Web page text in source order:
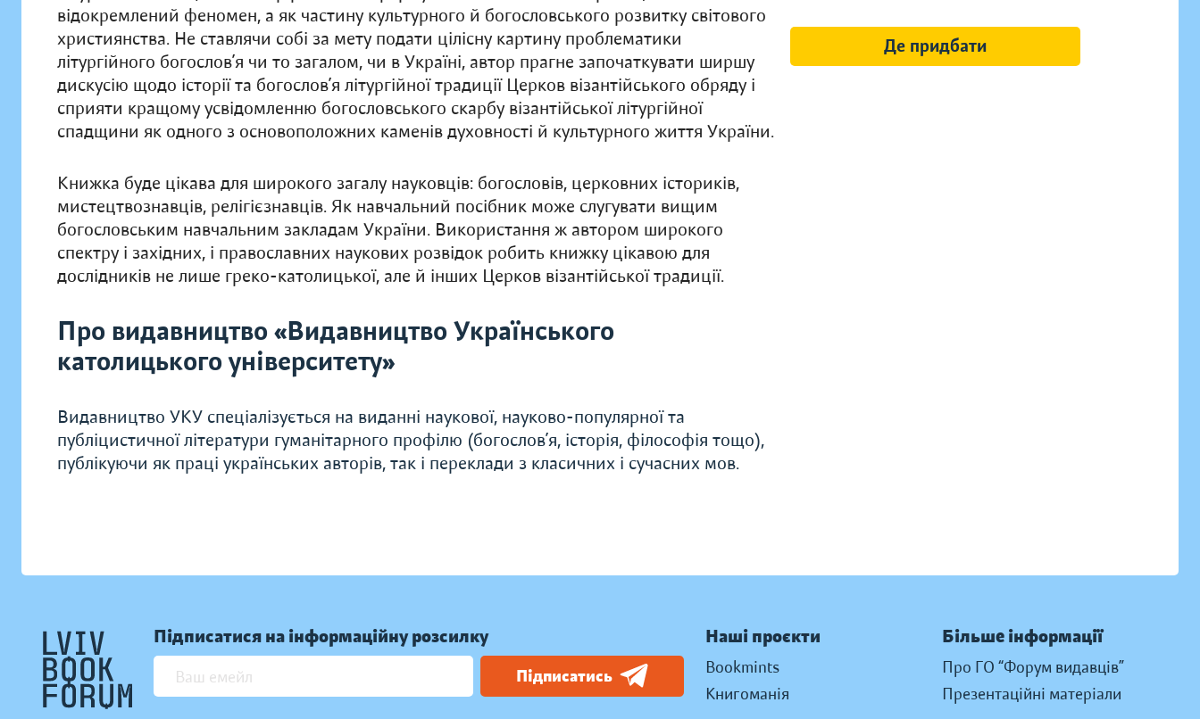
відокремлений феномен, а як частину культурного й богословського розвитку світового
християнства. Не ставлячи собі за мету подати цілісну картину проблематики
літургійного богослов’я чи то загалом, чи в Україні, автор прагне започаткувати ширшу
дискусію щодо історії та богослов’я літургійної традиції Церков візантійського обряду і
сприяти кращому усвідомленню богословського скарбу візантійської літургійної
спадщини як одного з основоположних каменів духовності й культурного життя України.
Книжка буде цікава для широкого загалу науковців: богословів, церковних істориків,
мистецтвознавців, релігієзнавців. Як навчальний посібник може слугувати вищим
богословським навчальним закладам України. Використання ж автором широкого
спектру і західних, і православних наукових розвідок робить книжку цікавою для
дослідників не лише греко-католицької, але й інших Церков візантійської традиції.
Про видавництво «Видавництво Українського
католицького університету»
Видавництво УКУ спеціалізується на виданні наукової, науково-популярної та
публіцистичної літератури гуманітарного профілю (богослов’я, історія, філософія тощо),
публікуючи як праці українських авторів, так і переклади з класичних і сучасних мов.
Де придбати
Підписатися на інформаційну розсилку
Підписатись
Наші проєкти
Bookmints
Книгоманія
Більше інформації
Про ГО “Форум видавців”
Презентаційні матеріали